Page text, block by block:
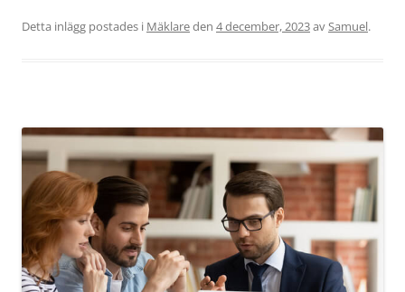
Detta inlägg postades i Mäklareden 4 december, 2023avSamuel.